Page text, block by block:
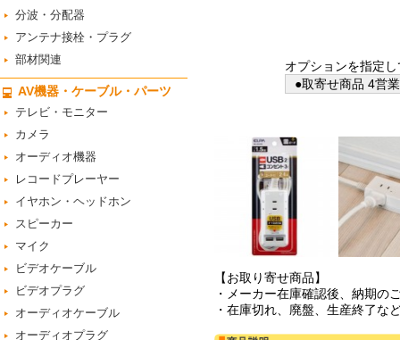
分波・分配器
アンテナ接栓・プラグ
部材関連
AV機器・ケーブル・パーツ
テレビ・モニター
カメラ
オーディオ機器
レコードプレーヤー
イヤホン・ヘッドホン
スピーカー
マイク
ビデオケーブル
ビデオプラグ
オーディオケーブル
オーディオプラグ
オプションを指定
●取寄せ商品 4営
【お取り寄せ商品】
・メーカー在庫確認後、納期の
・在庫切れ、廃盤、生産終了な